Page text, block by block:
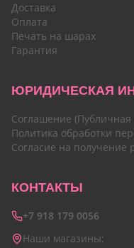
Доставка
Оплата
Печать на шарах
Гарантия
ЮРИДИЧЕСКАЯ
Соглашение (Публичная
Политика обработки
Согласие на получение
КОНТАКТЫ
+7 918 179 0056
Наши магазины: